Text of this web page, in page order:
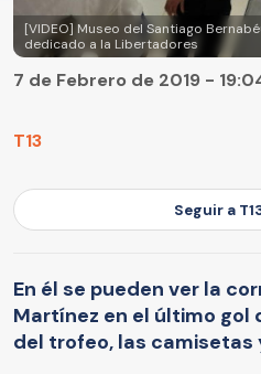
[VIDEO] Museo del Santiago
dedicado a la Libertadores
T13
7 de Febrero de 2019 -
Seguir a
En él se pueden ver la
Martínez en el último gol
del trofeo, las camisetas